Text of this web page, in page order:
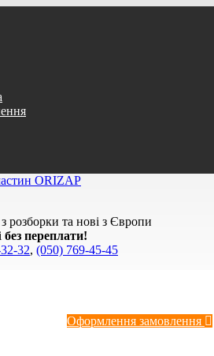
розборки та нові з Європи
без переплати!
32, (050) 769-45-45
Оформлення замовлення